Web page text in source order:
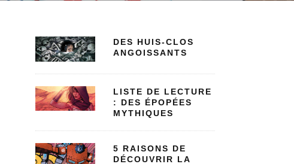
DES HUIS-CLOS
ANGOISSANTS
LISTE DE LECTURE
: DES ÉPOPÉES
MYTHIQUES
5 RAISONS DE
DÉCOUVRIR LA